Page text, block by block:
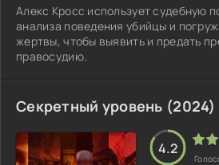
Алекс Кросс использует судебную
анализа поведения убийцы и
жертвы, чтобы выявить и предать
правосудию.
Секретный уровень (2024)
4.2